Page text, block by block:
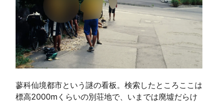
蓼科仙境都市という謎の看板。検索したところここは
標高2000mくらいの別荘地で、いまでは廃墟だらけ